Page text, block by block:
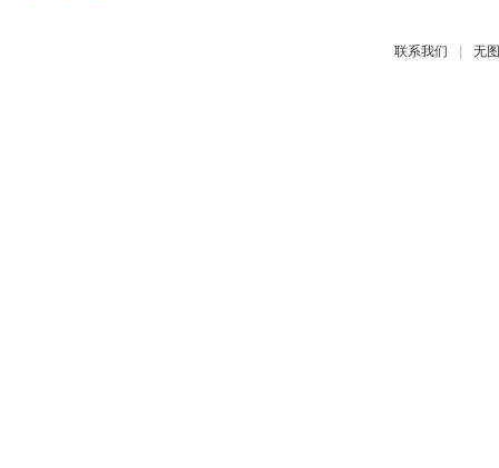
联系我们 | 无